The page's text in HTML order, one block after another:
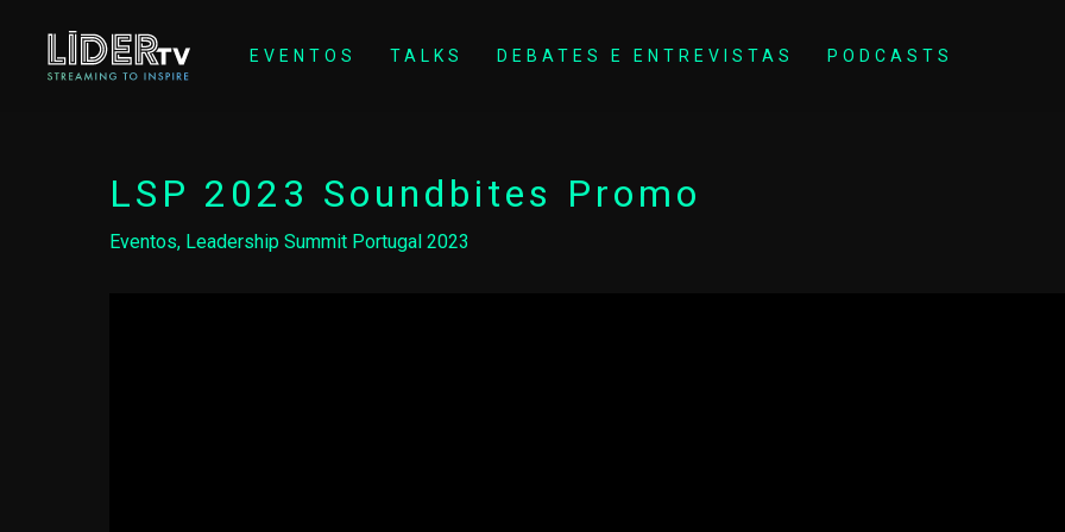
EVENTOS TALKS DEBATES E ENTREVISTAS PODCASTS
LSP 2023 Soundbites Promo
Eventos, Leadership Summit Portugal 2023